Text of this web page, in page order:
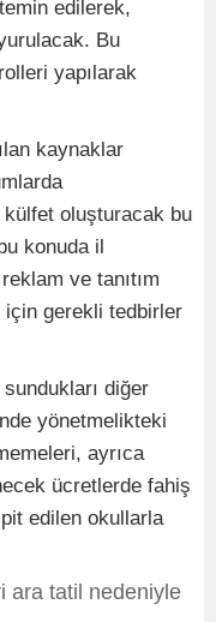
edilerek,
Bu
yapılarak
kaynaklar
külfet oluşturacak bu
konuda il
ve tanıtım
için gerekli tedbirler
diğer
yönetmelikteki
ayrıca
ücretlerde fahiş
edilen okullarla
ara tatil nedeniyle